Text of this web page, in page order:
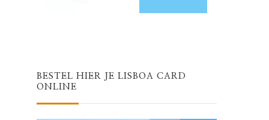
BESTEL HIER JE LISBOA CARD
ONLINE